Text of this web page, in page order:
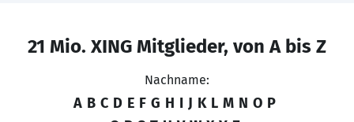
21 Mio. XING Mitglieder, von A bis Z
Nachname:
A B C D E F G H I J K L M N O P